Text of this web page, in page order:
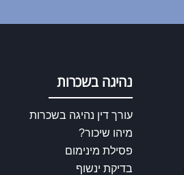
נהיגה בשכרות
עורך דין נהיגה בשכרות
מיהו שיכור?
פסילת מינימום
בדיקת ינשוף